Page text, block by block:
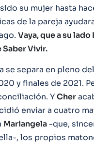
su mujer hasta
de la pareja
Vaya, que a su
Vivir.
se separa en pleno
y finales de 2021.
YCher
enviar a cuatro
Mariangela -que,
, los propios